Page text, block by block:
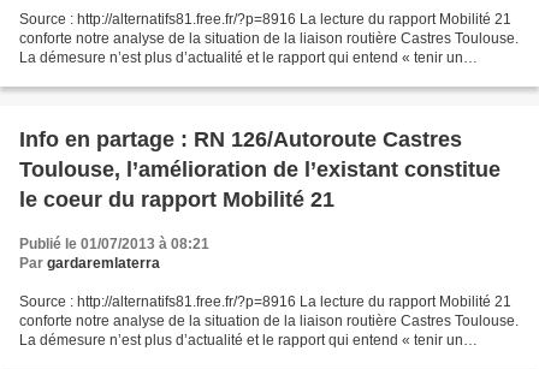
Source : http://alternatifs81.free.fr/?p=8916 La lecture du rapport Mobilité 21
conforte notre analyse de la situation de la liaison routière Castres Toulouse.
La démesure n’est plus d’actualité et le rapport qui entend « tenir un
Info en partage : RN 126/Autoroute Castres
Toulouse, l’amélioration de l’existant constitue
le coeur du rapport Mobilité 21
Publié le 01/07/2013 à 08:21
Par gardaremlaterra
Source : http://alternatifs81.free.fr/?p=8916 La lecture du rapport Mobilité 21
conforte notre analyse de la situation de la liaison routière Castres Toulouse.
La démesure n’est plus d’actualité et le rapport qui entend « tenir un